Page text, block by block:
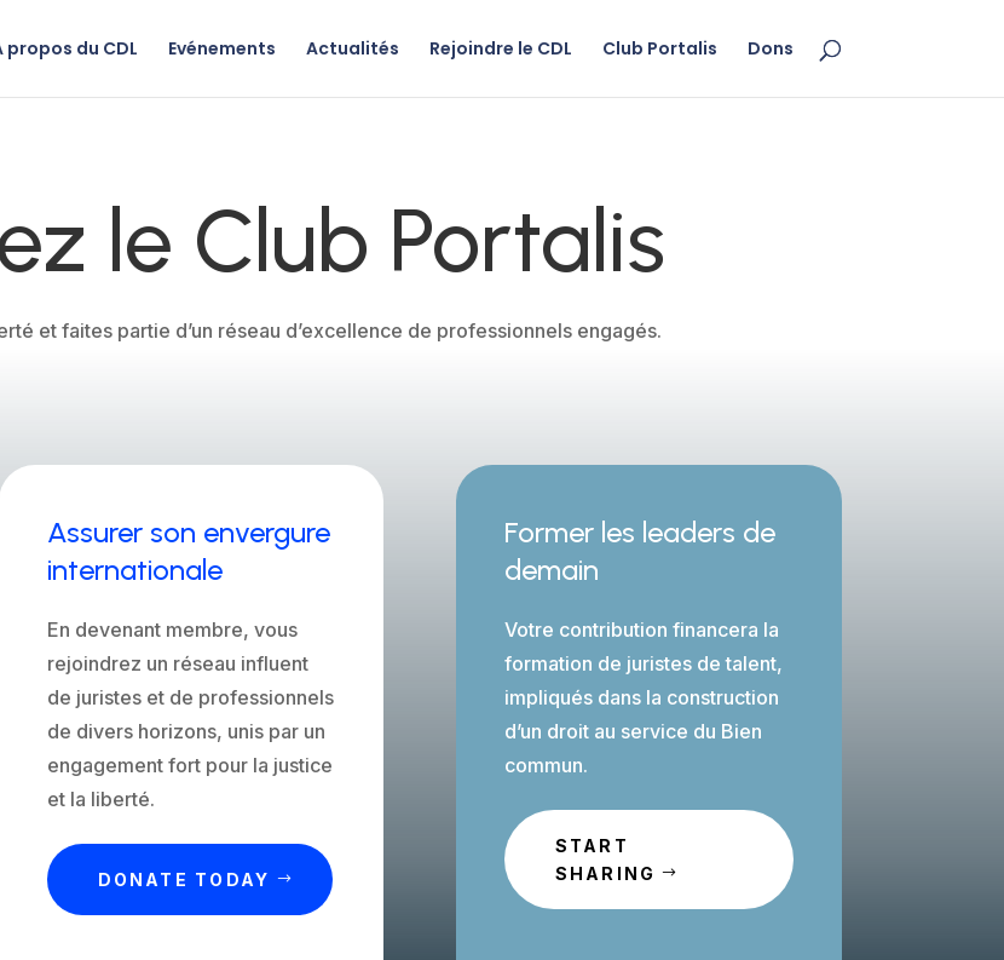
propos du CDL Evénements Actualités Rejoindre le CDL Club Portalis Dons
le Club Portalis
et faites partie d’un réseau d’excellence de professionnels engagés.
Assurer son envergure
internationale
En devenant membre, vous
rejoindrez un réseau influent
de juristes et de professionnels
de divers horizons, unis par un
engagement fort pour la justice
et la liberté.
DONATE TODAY
Former les leaders de
demain
Votre contribution financera la
formation de juristes de talent,
impliqués dans la construction
d’un droit au service du Bien
commun.
START
SHARING